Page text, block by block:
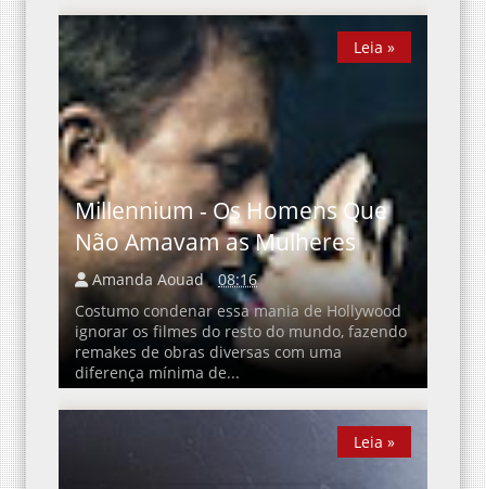
Millennium - Os Homens Que
Não Amavam as Mulheres
Amanda Aouad
08:16
Costumo condenar essa mania de Hollywood
ignorar os filmes do resto do mundo, fazendo
remakes de obras diversas com uma
diferença mínima de...
Leia »
Leia »
Leia »
Leia »